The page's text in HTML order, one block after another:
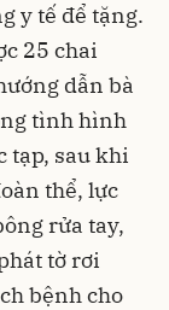
y tế để tặng.
25 chai
dẫn bà
tình hình
tạp, sau khi
thể, lực
rửa tay,
tờ rơi
bệnh cho